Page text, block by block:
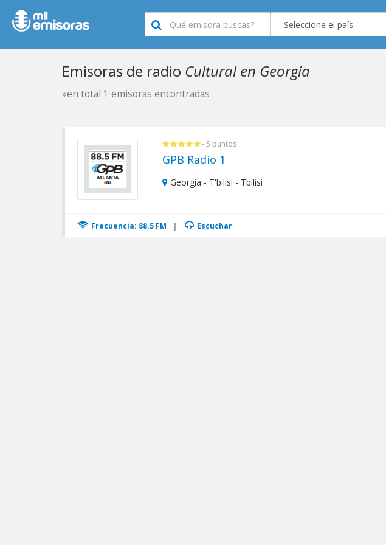
Emisoras de radio Cultural en Georgia
»en total 1 emisoras encontradas
- 5 puntos
GPB Radio 1
Georgia - T'bilisi - Tbilisi
Frecuencia: 88.5 FM | Escuchar